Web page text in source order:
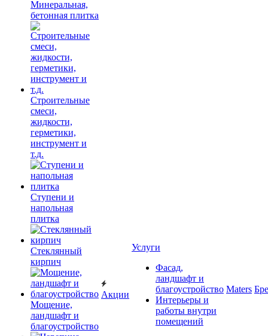
Минеральная,
бетонная плитка
Строительные
смеси,
жидкости,
герметики,
инструмент и
т.д.
Ступени и
напольная
плитка
Cтеклянный
кирпич
Мощение,
ландшафт и
благоустройство
Акции
Услуги
Фасад,
ландшафт и
благоустройство
Интерьеры и
работы внутри
помещений
Maters